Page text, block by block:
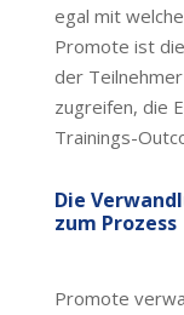
egal mit
Promote ist
der
zugreifen, die
Trainings-
Die
zum Prozess
Promote